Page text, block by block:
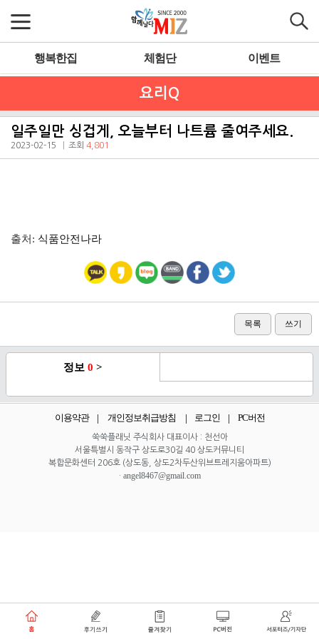
행복한집 체험단 이벤트
요리Q
일주일만 싱겁게, 오늘부터 나트륨 줄여주세요.
2023-02-15 조회 4,801
출처: 식품안전나라
목록 쓰기
정보 0 >
이용약관 개인정보취급방침 로그인 PC버전
쑥쑥플래닛 주식회사 대표이사 : 천선아
서울특별시 동작구 상도로30길 40 상도커뮤니티
복합문화센터 206호 (상도동, 상도2차두산위브트레지움아파트)
· angel8467@gmail.com